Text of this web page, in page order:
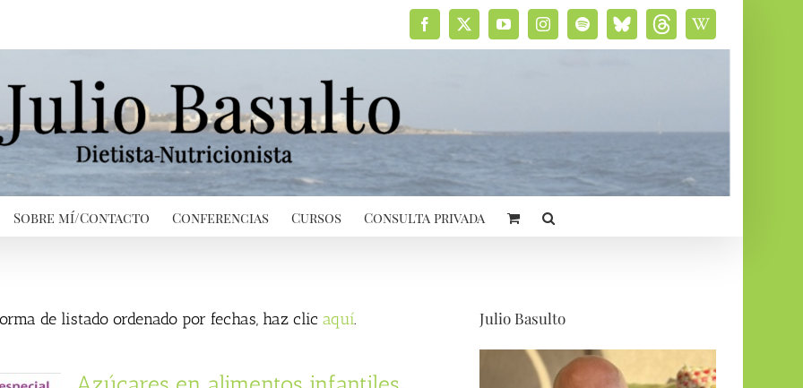
Facebook
X YouTubeInstagramSpotifyBluesky
social
ThreadsWikipedia
Sobre mí/Contacto Conferencias Cursos Consulta privada
de listado ordenado por fechas, haz clic aquí. Julio Basulto